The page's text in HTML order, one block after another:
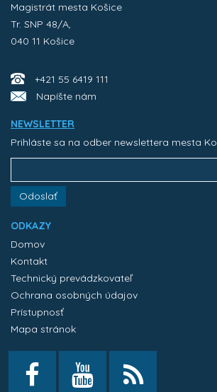
Magistrát mesta Košice
Tr. SNP 48/A,
040 11 Košice
+421 55 6419 111
Napíšte nám
NEWSLETTER
Prihláste sa na odber newslettera mesta
Odoslať
ODKAZY
Domov
Kontakt
Technický prevádzkovateľ
Ochrana osobných údajov
Prístupnosť
Mapa stránok